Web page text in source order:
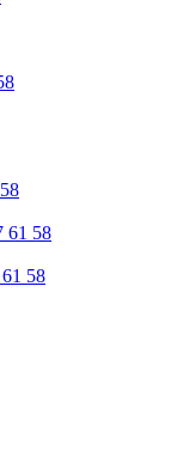
61 58
58